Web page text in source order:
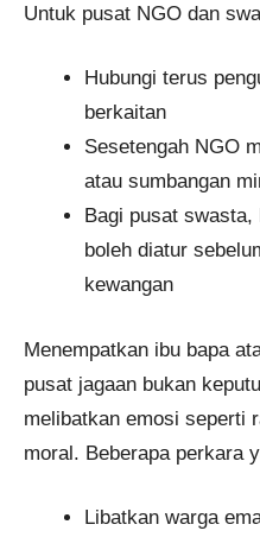
Untuk pusat NGO dan
Hubungi terus
berkaitan
Sesetengah NGO
atau sumbangan
Bagi pusat
boleh diatur
kewangan
Menempatkan ibu bapa
pusat jagaan bukan
melibatkan emosi seperti
moral. Beberapa perkara
Libatkan warga